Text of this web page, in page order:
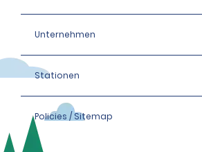
Unternehmen
Stationen
Policies / Sitemap